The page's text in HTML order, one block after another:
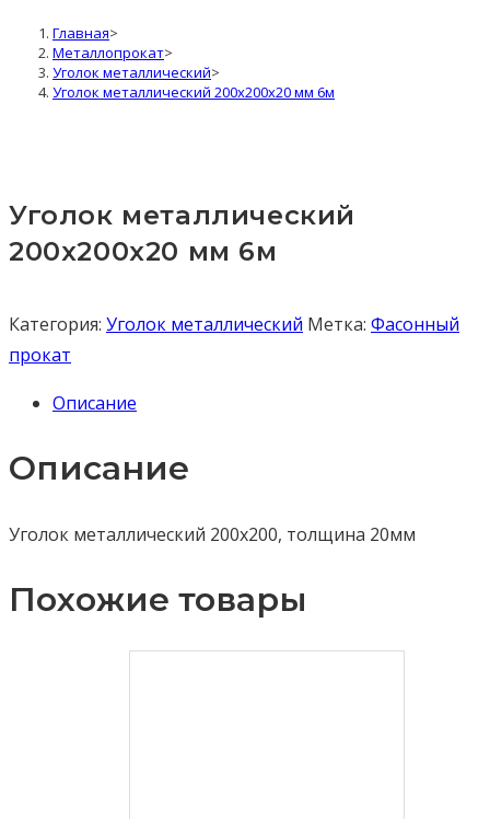
Главная>
Металлопрокат>
Уголок металлический>
Уголок металлический 200x200x20 мм 6м
Уголок металлический
200x200x20 мм 6м
Категория: Уголок металлический Метка: Фасонный
прокат
Описание
Описание
Уголок металлический 200х200, толщина 20мм
Похожие товары